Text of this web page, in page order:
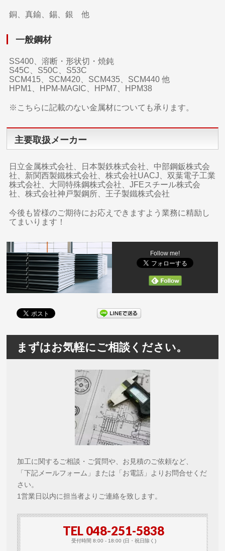
銅、真鍮、錫、銀 他
一般鋼材
SS400、溶断・形状切・焼鈍
S45C、S50C、S53C
SCM415、SCM420、SCM435、SCM440 他
HPM1、HPM-MAGIC、HPM7、HPM38
※こちらに記載のない金属材についても承ります。
主要取扱メーカー
日立金属株式会社、日本製鉄株式会社、中部鋼鈑株式会
社、新関西製鐵株式会社、株式会社UACJ、双葉電子工業
株式会社、大同特殊鋼株式会社、JFEスチール株式会
社、株式会社神戸製鋼所、王子製鐵株式会社
今後も皆様のご期待にお応えできますよう業務に精励し
てまいります！
Follow me!
まずはお気軽にご相談ください。
加工に関するご相談・ご質問や、お見積のご依頼など、
「下記メールフォーム」または「お電話」よりお問合せくだ
さい。
1営業日以内に担当者よりご連絡を致します。
TEL 048-251-5838
受付時間 8:00 - 18:00 (日・祝日除く)